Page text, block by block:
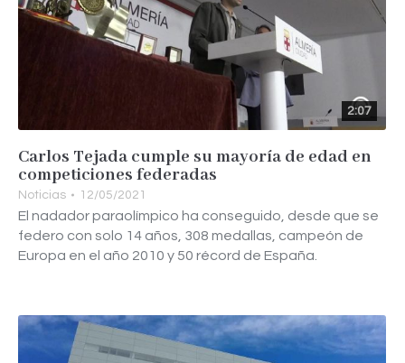
2:07
Carlos Tejada cumple su mayoría de edad en
competiciones federadas
Noticias 12/05/2021
El nadador paraolímpico ha conseguido, desde que se
federo con solo 14 años, 308 medallas, campeón de
Europa en el año 2010 y 50 récord de España.